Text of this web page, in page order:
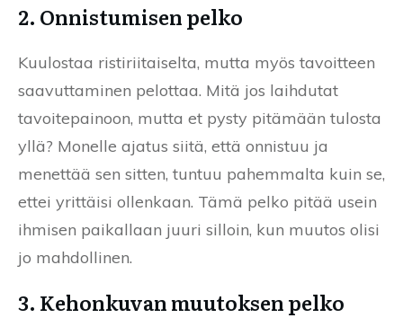
2. Onnistumisen pelko
Kuulostaa ristiriitaiselta, mutta myös tavoitteen
saavuttaminen pelottaa. Mitä jos laihdutat
tavoitepainoon, mutta et pysty pitämään tulosta
yllä? Monelle ajatus siitä, että onnistuu ja
menettää sen sitten, tuntuu pahemmalta kuin se,
ettei yrittäisi ollenkaan. Tämä pelko pitää usein
ihmisen paikallaan juuri silloin, kun muutos olisi
jo mahdollinen.
3. Kehonkuvan muutoksen pelko